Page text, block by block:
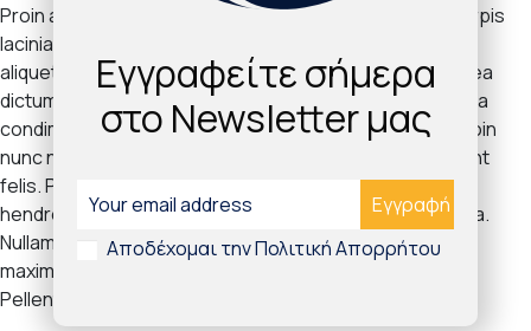
Proin accumsan leo in massa fermentum, et dapibus turpis
lacinia. Vivamus maximus libero at vehicula pretium. Sed
aliquet interdum velit et hendrerit. In hac habitasse platea
dictumst. Morbi quam nibh, suscipit nec lorem vel, viverra
condimentum nisl. Nunc efficitur auctor nisi in mattis. Proin
nunc nibh, consequat malesuada eros at, varius tincidunt
felis. Pellentesque tellus orci, ullamcorper non arcu at,
hendrerit iaculis tortor. Curabitur rhoncus sagittis lacinia.
Nullam rhoncus a metus et dictum. Aliquam neque nibh,
maximus quis sollicitudin quis, venenatis ut nunc.
Pellentesque id eros non purus pulvinar consectetur.
Εγγραφείτε σήμερα
στο Newsletter μας
Αποδέχομαι την Πολιτική Απορρήτου